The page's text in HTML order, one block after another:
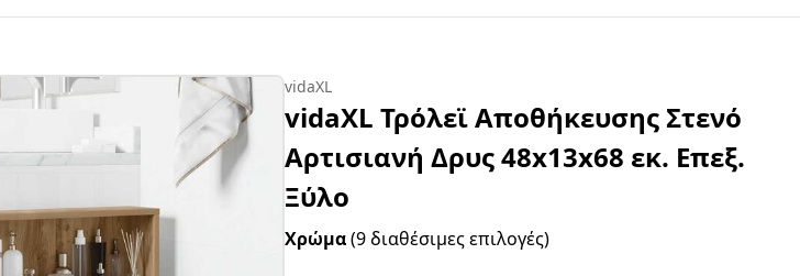
vidaXL
vidaXL Τρόλεϊ Αποθήκευσης Στενό
Αρτισιανή Δρυς 48x13x68 εκ. Επεξ.
Ξύλο
Χρώμα(9 διαθέσιμες επιλογές)